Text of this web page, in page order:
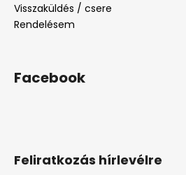
Feliratkozás hírlevélre
Visszaküldés / csere
Rendelésem
Facebook